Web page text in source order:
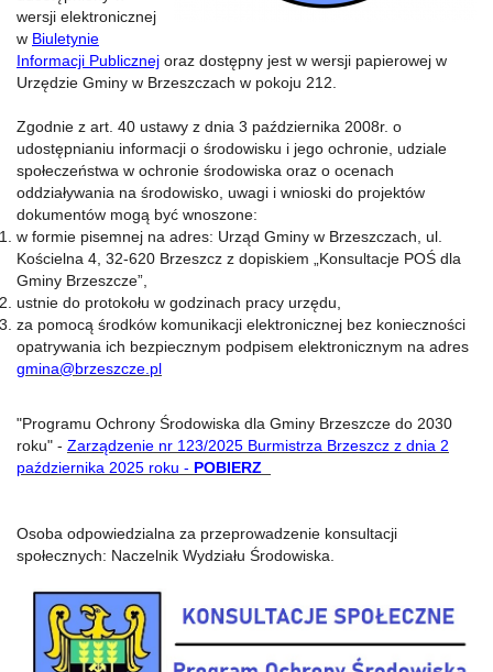
wersji elektronicznej
w Biuletynie
Informacji Publicznej oraz dostępny jest w wersji papierowej w
Urzędzie Gminy w Brzeszczach w pokoju 212.
Zgodnie z art. 40 ustawy z dnia 3 października 2008r. o
udostępnianiu informacji o środowisku i jego ochronie, udziale
społeczeństwa w ochronie środowiska oraz o ocenach
oddziaływania na środowisko, uwagi i wnioski do projektów
dokumentów mogą być wnoszone:
w formie pisemnej na adres: Urząd Gminy w Brzeszczach, ul.
Kościelna 4, 32-620 Brzeszcz z dopiskiem „Konsultacje POŚ dla
Gminy Brzeszcze”,
ustnie do protokołu w godzinach pracy urzędu,
za pomocą środków komunikacji elektronicznej bez konieczności
opatrywania ich bezpiecznym podpisem elektronicznym na adres
gmina@brzeszcze.pl
"Programu Ochrony Środowiska dla Gminy Brzeszcze do 2030
roku" - Zarządzenie nr 123/2025 Burmistrza Brzeszcz z dnia 2
października 2025 roku - POBIERZ
Osoba odpowiedzialna za przeprowadzenie konsultacji
społecznych: Naczelnik Wydziału Środowiska.